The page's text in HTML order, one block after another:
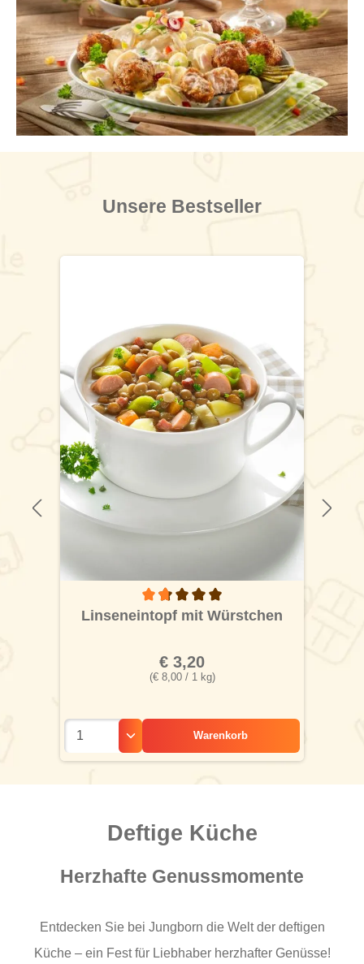
Unsere Bestseller
Produktgalerie überspringen
4.2 von 5 Sternen Durchschnittliche Bewertung von 1.7 von 5
Linseneintopf mit Würstchen
(€ 8,00 / 1 kg)
€ 3,20
Warenkorb
Deftige Küche
Herzhafte Genussmomente
Entdecken Sie bei Jungborn die Welt der deftigen
Küche – ein Fest für Liebhaber herzhafter Genüsse!